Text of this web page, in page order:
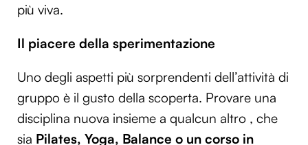
più viva.
Il piacere della sperimentazione
Uno degli aspetti più sorprendenti dell’attività di
gruppo è il gusto della scoperta. Provare una
disciplina nuova insieme a qualcun altro , che
sia Pilates, Yoga, Balance o un corso in